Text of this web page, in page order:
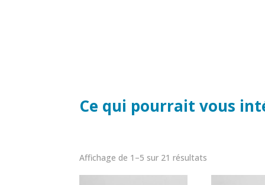
Ce qui pourrait vous
Affichage de 1–5 sur 21 résultats